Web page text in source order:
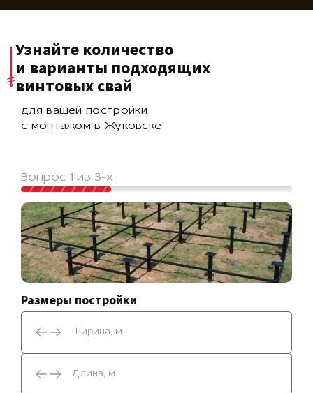
Узнайте количество
и варианты подходящих
винтовых свай
для вашей постройки
с монтажом в Жуковске
Вопрос 1 из 3-х
Размеры постройки